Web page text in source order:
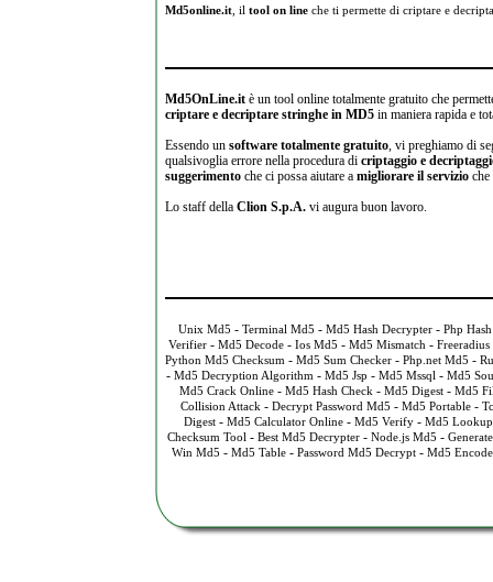
Md5online.it, il tool on lineche ti permette di criptare e
Md5OnLine.itè un tool online totalmente gratuito che
criptare e decriptare stringhe in MD5in maniera rapida e
Essendo un software totalmente gratuito, vi preghiamo di
qualsivoglia errore nella procedura di criptaggio e
suggerimentoche ci possa aiutare a migliorare il servizioche
Lo staff della Clion S.p.A.vi augura buon lavoro.
Unix Md5 - Terminal Md5 - Md5 Hash Decrypter- Php
Verifier- Md5 Decode- Ios Md5 - Md5 Mismatch -
Python Md5 Checksum - Md5 Sum Checker- Php.net Md5 -
- Md5 Decryption Algorithm - Md5 Jsp - Md5 Mssql - Md5
Md5 Crack Online- Md5 Hash Check - Md5 Digest- Md5
Collision Attack - Decrypt Password Md5 - Md5 Portable-
Digest - Md5 Calculator Online - Md5 Verify - Md5 Lookup
Checksum Tool - Best Md5 Decrypter- Node.js Md5 -
Win Md5 - Md5 Table- Password Md5 Decrypt- Md5